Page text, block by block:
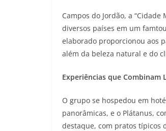
Campos do Jordão, a
diversos países em um
elaborado proporcionou aos
além da beleza natural e do
Experiências que Combinam
O grupo se hospedou em
panorâmicas, e o Plátanus,
destaque, com pratos típicos